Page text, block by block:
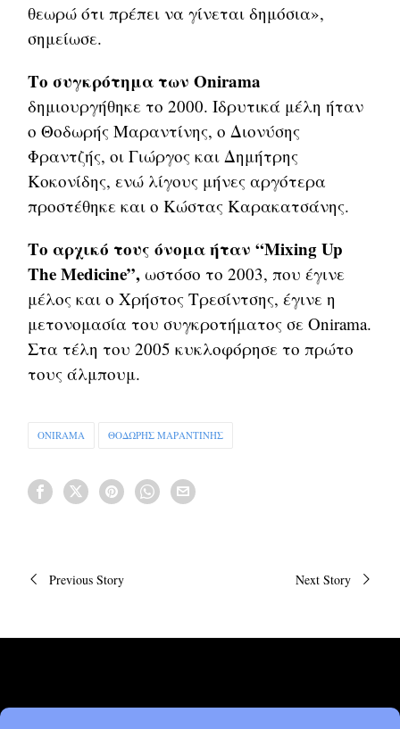
θεωρώ ότι πρέπει να γίνεται δημόσια»,
σημείωσε.
Το συγκρότημα των Onirama
δημιουργήθηκε το 2000. Ιδρυτικά μέλη ήταν
ο Θοδωρής Μαραντίνης, ο Διονύσης
Φραντζής, οι Γιώργος και Δημήτρης
Κοκονίδης, ενώ λίγους μήνες αργότερα
προστέθηκε και ο Κώστας Καρακατσάνης.
Το αρχικό τους όνομα ήταν “Mixing Up
The Medicine”, ωστόσο το 2003, που έγινε
μέλος και ο Χρήστος Τρεσίντσης, έγινε η
μετονομασία του συγκροτήματος σε Onirama.
Στα τέλη του 2005 κυκλοφόρησε το πρώτο
τους άλμπουμ.
ONIRAMA ΘΟΔΩΡΗΣ ΜΑΡΑΝΤΙΝΗΣ
Πλοήγηση
Previous Story Next Story